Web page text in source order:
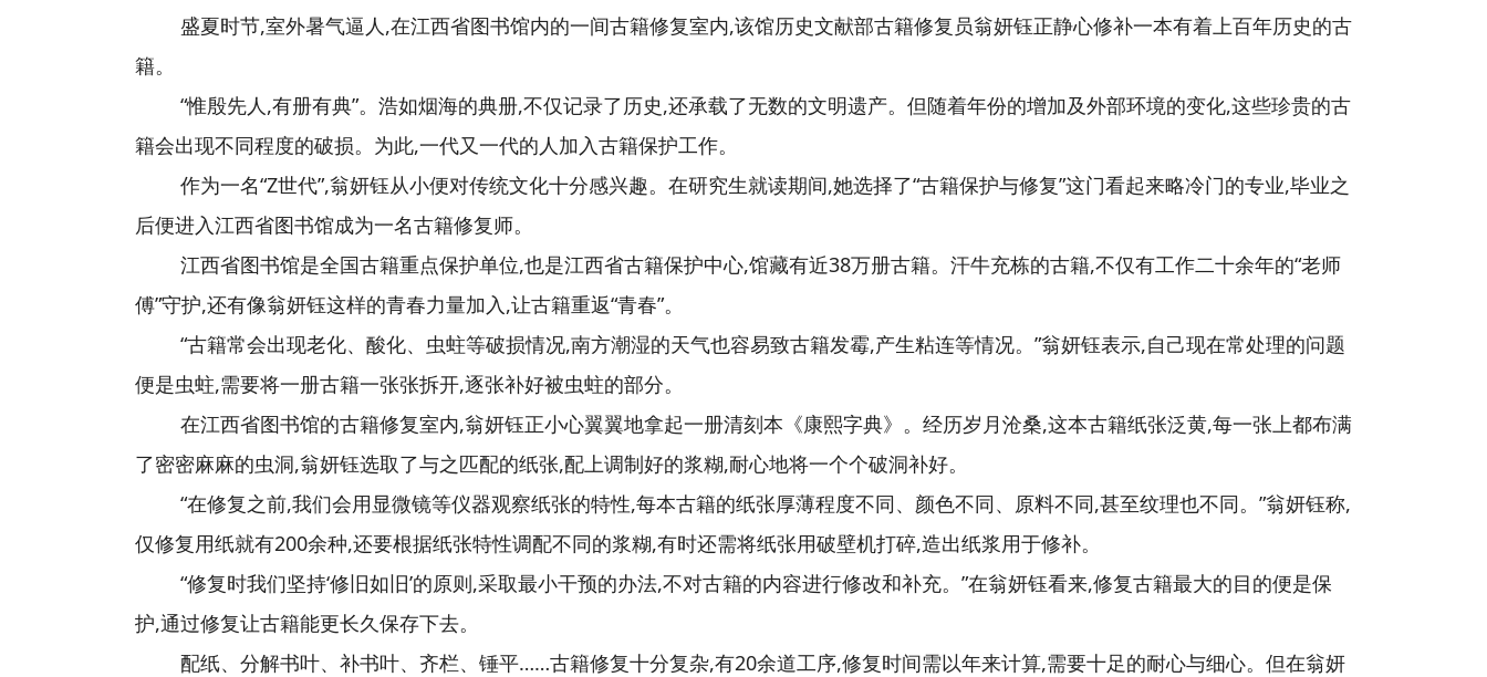
盛夏时节,室外暑气逼人,在江西省图书馆内的一间古籍修复室内,该馆历史文献部古籍修复员翁妍钰正静心修补一本有着上百年历史的古
籍。
“惟殷先人,有册有典”。浩如烟海的典册,不仅记录了历史,还承载了无数的文明遗产。但随着年份的增加及外部环境的变化,这些珍贵的古
籍会出现不同程度的破损。为此,一代又一代的人加入古籍保护工作。
作为一名“Z世代”,翁妍钰从小便对传统文化十分感兴趣。在研究生就读期间,她选择了“古籍保护与修复”这门看起来略冷门的专业,毕业之
后便进入江西省图书馆成为一名古籍修复师。
江西省图书馆是全国古籍重点保护单位,也是江西省古籍保护中心,馆藏有近38万册古籍。汗牛充栋的古籍,不仅有工作二十余年的“老师
傅”守护,还有像翁妍钰这样的青春力量加入,让古籍重返“青春”。
“古籍常会出现老化、酸化、虫蛀等破损情况,南方潮湿的天气也容易致古籍发霉,产生粘连等情况。”翁妍钰表示,自己现在常处理的问题
便是虫蛀,需要将一册古籍一张张拆开,逐张补好被虫蛀的部分。
在江西省图书馆的古籍修复室内,翁妍钰正小心翼翼地拿起一册清刻本《康熙字典》。经历岁月沧桑,这本古籍纸张泛黄,每一张上都布满
了密密麻麻的虫洞,翁妍钰选取了与之匹配的纸张,配上调制好的浆糊,耐心地将一个个破洞补好。
“在修复之前,我们会用显微镜等仪器观察纸张的特性,每本古籍的纸张厚薄程度不同、颜色不同、原料不同,甚至纹理也不同。”翁妍钰称,
仅修复用纸就有200余种,还要根据纸张特性调配不同的浆糊,有时还需将纸张用破壁机打碎,造出纸浆用于修补。
“修复时我们坚持‘修旧如旧’的原则,采取最小干预的办法,不对古籍的内容进行修改和补充。”在翁妍钰看来,修复古籍最大的目的便是保
护,通过修复让古籍能更长久保存下去。
配纸、分解书叶、补书叶、齐栏、锤平……古籍修复十分复杂,有20余道工序,修复时间需以年来计算,需要十足的耐心与细心。但在翁妍